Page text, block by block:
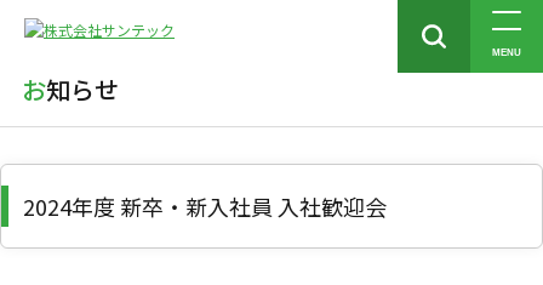
MENU
トップ お知らせ 2024年度 新卒・新入社員 入社歓迎会
お知らせ
2024年度 新卒・新入社員 入社歓迎会